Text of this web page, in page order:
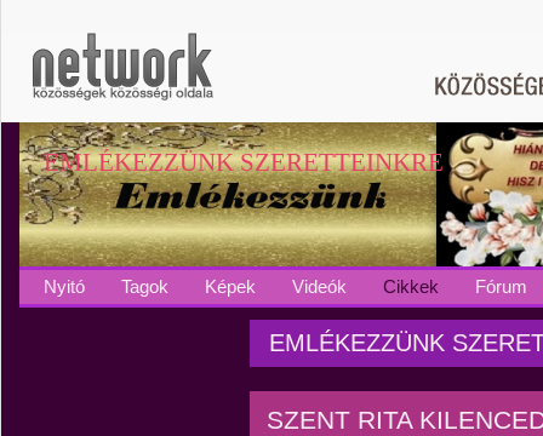
EMLÉKEZZÜNK SZERETTEINKRE
Nyitó Tagok Képek Videók Cikkek Fórum
EMLÉKEZZÜNK
SZENT RITA